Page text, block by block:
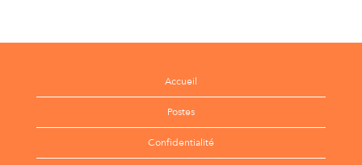
Accueil
Postes
Confidentialité